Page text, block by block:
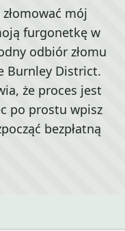
mój
furgonetkę w
odbiór złomu
Burnley District.
że proces jest
po prostu wpisz
bezpłatną